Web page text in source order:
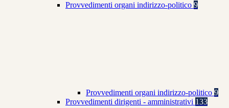
Provvedimenti organi indirizzo-politico 9
Provvedimenti organi indirizzo-politico 9
Provvedimenti dirigenti - amministrativi 133